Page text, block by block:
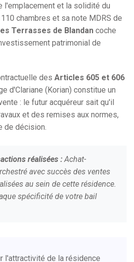
l'emplacement et la solidité du
chambres et sa note MDRS de
Terrasses de Blandan coche
patrimonial de
des Articles 605 et 606
d'Clariane (Korian) constitue un
: le futur acquéreur sait qu'il
et des remises aux normes,
de décision.
réalisées : Achat-
avec succès des ventes
au sein de cette résidence.
spécificité de votre bail
l'attractivité de la résidence